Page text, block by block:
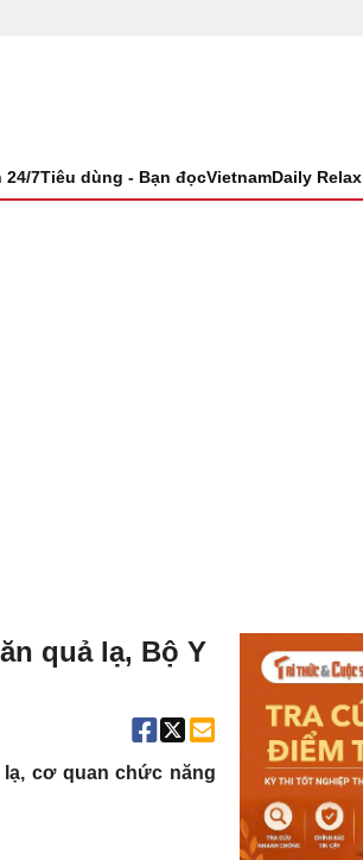
24/7Tiêu dùng - Bạn đọcVietnamDaily Relax
quả lạ, Bộ Y
lạ, cơ quan chức năng